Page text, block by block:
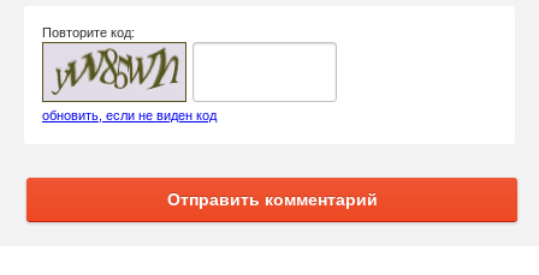
Повторите код:
обновить, если не виден код
Отправить комментарий